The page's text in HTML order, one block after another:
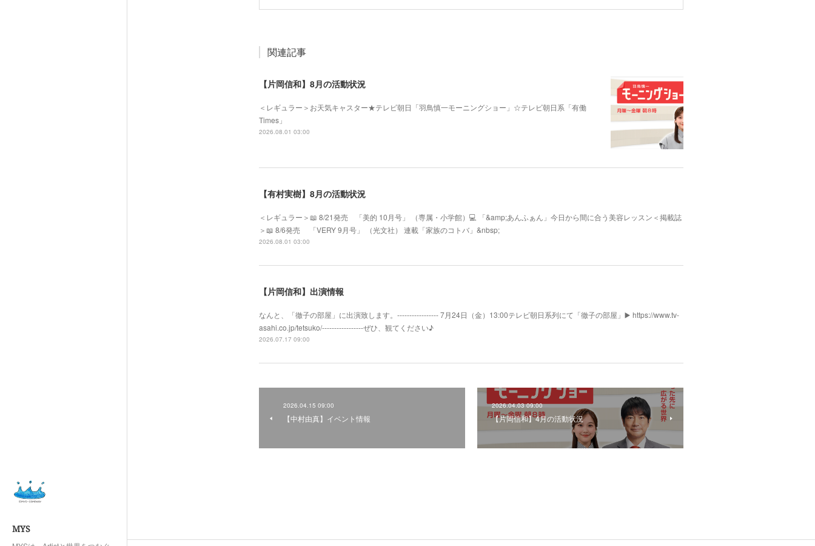
MYS
関連記事
【片岡信和】8月の活動状況
＜レギュラー＞お天気キャスター★テレビ朝日「羽鳥慎一モーニングショー」☆テレビ朝日系「有働
Times」
2026.08.01 03:00
【有村実樹】8月の活動状況
＜レギュラー＞📖 8/21発売 「美的 10月号」 （専属・小学館）💻 「&amp;あんふぁん」今日から間に合う美容レッスン＜掲載誌
＞📖 8/6発売 「VERY 9月号」 （光文社） 連載「家族のコトバ」&nbsp;
2026.08.01 03:00
【片岡信和】出演情報
なんと、「徹子の部屋」に出演致します。----------------- 7月24日（金）13:00テレビ朝日系列にて「徹子の部屋」▶️ https://www.tv-
asahi.co.jp/tetsuko/-----------------ぜひ、観てください♪
2026.07.17 09:00
2026.04.15 09:00
【中村由真】イベント情報
2026.04.03 09:00
【片岡信和】4月の活動状況